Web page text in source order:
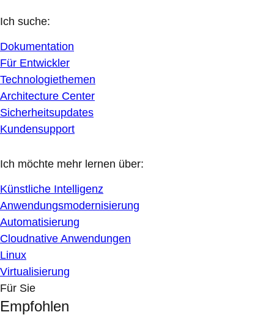
Ich suche:
Dokumentation
Für Entwickler
Technologiethemen
Architecture Center
Sicherheitsupdates
Kundensupport
Ich möchte mehr lernen über:
Künstliche Intelligenz
Anwendungsmodernisierung
Automatisierung
Cloudnative Anwendungen
Linux
Virtualisierung
Für Sie
Empfohlen